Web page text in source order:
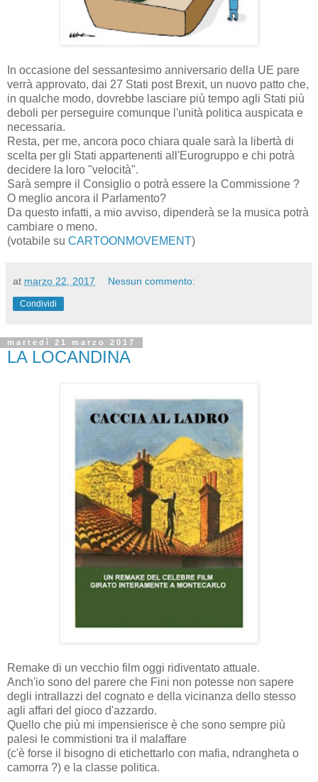
In occasione del sessantesimo anniversario della UE pare
verrà approvato, dai 27 Stati post Brexit, un nuovo patto che,
in qualche modo, dovrebbe lasciare più tempo agli Stati più
deboli per perseguire comunque l'unità politica auspicata e
necessaria.
Resta, per me, ancora poco chiara quale sarà la libertà di
scelta per gli Stati appartenenti all'Eurogruppo e chi potrà
decidere la loro "velocità".
Sarà sempre il Consiglio o potrà essere la Commissione ?
O meglio ancora il Parlamento?
Da questo infatti, a mio avviso, dipenderà se la musica potrà
cambiare o meno.
(votabile su CARTOONMOVEMENT)
at marzo 22, 2017 Nessun commento:
Condividi
martedì 21 marzo 2017
LA LOCANDINA
Remake di un vecchio film oggi ridiventato attuale.
Anch'io sono del parere che Fini non potesse non sapere
degli intrallazzi del cognato e della vicinanza dello stesso
agli affari del gioco d'azzardo.
Quello che più mi impensierisce è che sono sempre più
palesi le commistioni tra il malaffare
(c'è forse il bisogno di etichettarlo con mafia, ndrangheta o
camorra ?) e la classe politica.